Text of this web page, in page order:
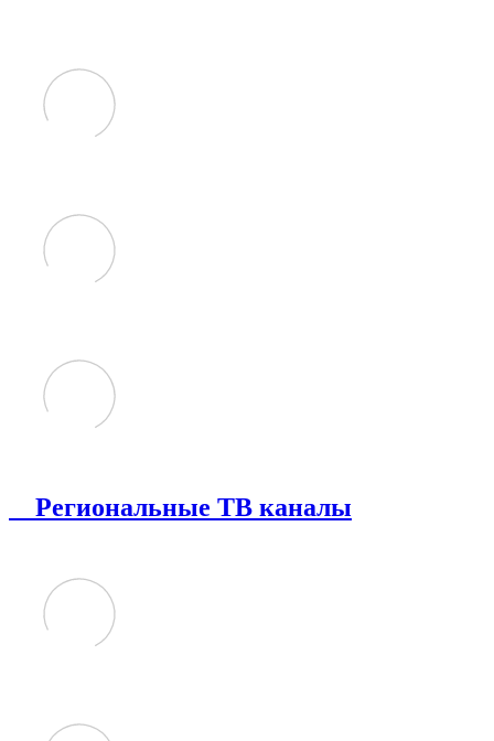
Региональные ТВ каналы